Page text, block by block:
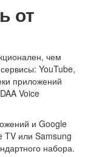
от
чем
YouTube,
приложений
Voice
и Google
TV или Samsung
набора.